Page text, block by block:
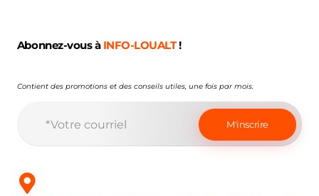
Abonnez-vous à INFO-LOUALT!
Contient des promotions et des conseils utiles, une fois par mois.